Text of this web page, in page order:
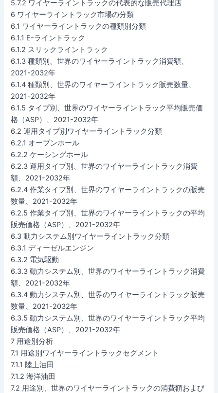
5.7.2 ワイヤーライントラックの代表的な販売代理店
6 ワイヤーライントラック市場の分類
6.1 ワイヤーライントラックの種類別分類
6.1.1 E-ライントラック
6.1.2 スリックライントラック
6.1.3 種類別、世界のワイヤーライントラック消費額、
2021-2032年
6.1.4 種類別、世界のワイヤーライントラック販売数量、
2021-2032年
6.1.5 タイプ別、世界のワイヤーライントラック平均販売価
格（ASP）、2021-2032年
6.2 運用タイプ別ワイヤーライントラック分類
6.2.1 オープンホール
6.2.2 ケーシングホール
6.2.3 運用タイプ別、世界のワイヤーライントラック消費
額、2021-2032年
6.2.4 作業タイプ別、世界のワイヤーライントラックの販売
数量、2021-2032年
6.2.5 作業タイプ別、世界のワイヤーライントラックの平均
販売価格（ASP）、2021-2032年
6.3 動力システム別ワイヤーライントラック分類
6.3.1 ディーゼルエンジン
6.3.2 電気駆動
6.3.3 動力システム別、世界のワイヤーライントラック消費
額、2021-2032年
6.3.4 動力システム別、世界のワイヤーライントラック販売
数量、2021-2032年
6.3.5 動力システム別、世界のワイヤーライントラック平均
販売価格（ASP）、2021-2032年
7 用途別分析
7.1 用途別ワイヤーライントラックセグメント
7.1.1 陸上油田
7.1.2 海洋油田
7.2 用途別、世界のワイヤーライントラックの消費額および